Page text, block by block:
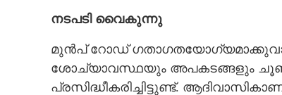
നടപടി വൈകുന്നു
മുൻപ് റോഡ്
ശോച്യാവസ്ഥയും അപകടങ്ങളും
പ്രസിദ്ധീകരിച്ചിട്ടുണ്ട്.